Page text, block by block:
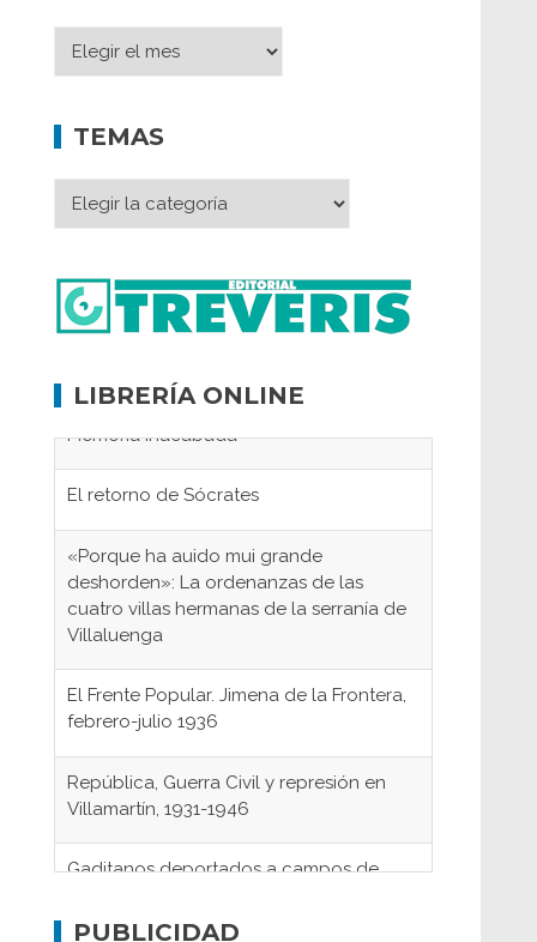
TEMAS
LIBRERÍA ONLINE
El retorno de Sócrates
deshorden»: La ordenanzas de las
cuatro villas hermanas de la serranía de
Villaluenga
El Frente Popular. Jimena de la Frontera,
febrero-julio 1936
Villamartín, 1931-1946
Gaditanos deportados a campos de
concentración nazis
Don Perafán de Ribera y sus